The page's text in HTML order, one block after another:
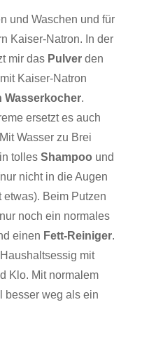
und Waschen und für
Kaiser-Natron. In der
mir das Pulverden
Kaiser-Natron
Wasserkocher.
ersetzt es auch
Wasser zu Brei
tolles Shampoo und
nicht in die Augen
etwas). Beim Putzen
noch ein normales
einen Fett-Reiniger.
mit
Klo. Mit normalem
besser weg als ein